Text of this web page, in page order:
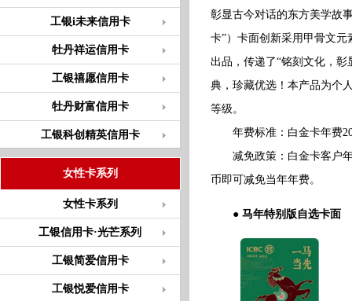
工银i未来信用卡
牡丹祥运信用卡
工银禧愿信用卡
牡丹财富信用卡
工银科创精英信用卡
女性卡系列
女性卡系列
工银信用卡·光芒系列
工银简爱信用卡
工银悦爱信用卡
彰显古今对话的东方美学故
卡”）卡面创新采用甲骨文
出品，传递了“铭刻文化，
典，珍藏优选！本产品为个
等级。
年费标准：白金卡年费
减免政策：白金卡客户年
币即可减免当年年费。
● 马年特别版自选卡面